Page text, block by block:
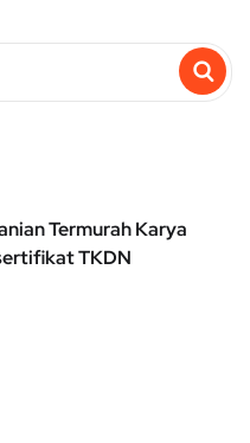
Termurah Karya
TKDN